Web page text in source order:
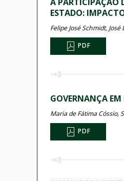
ESTADO:
Felipe José Schmidt,
PDF
GOVERNANÇA EM
Maria de Fátima Cóssio,
PDF